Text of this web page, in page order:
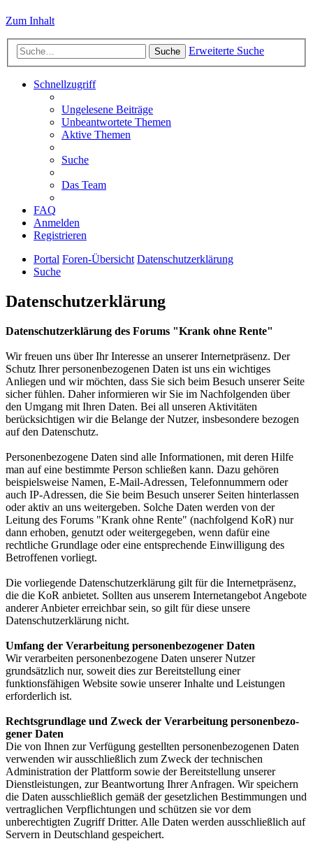
Zum Inhalt
Suche Erweiterte Suche
Schnellzugriff
Ungelesene Beiträge
Unbeantwortete Themen
Aktive Themen
Suche
Das Team
FAQ
Anmelden
Registrieren
Portal Foren-Übersicht Datenschutzerklärung
Suche
Datenschutzerklärung
Datenschutzerklärung des Forums "Krank ohne Rente"
Wir freuen uns über Ihr Interesse an unserer Internetpräsenz. Der
Schutz Ihrer personenbezogenen Daten ist uns ein wichtiges
Anliegen und wir möchten, dass Sie sich beim Besuch unserer Seite
sicher fühlen. Daher informieren wir Sie im Nachfolgenden über
den Umgang mit Ihren Daten. Bei all unseren Aktivitäten
berücksichtigen wir die Belange der Nutzer, insbesondere bezogen
auf den Datenschutz.
Personenbezogene Daten sind alle Informationen, mit deren Hilfe
man auf eine bestimmte Person schließen kann. Dazu gehören
beispielsweise Namen, E-Mail-Adressen, Telefonnummern oder
auch IP-Adressen, die Sie beim Besuch unserer Seiten hinterlassen
oder aktiv an uns weitergeben. Solche Daten werden von der
Leitung des Forums "Krank ohne Rente" (nachfolgend KoR) nur
dann erhoben, genutzt oder weitergegeben, wenn dafür eine
rechtliche Grundlage oder eine entsprechende Einwilligung des
Betroffenen vorliegt.
Die vorliegende Datenschutzerklärung gilt für die Internetpräsenz,
die die KoR anbietet. Sollten aus unserem Internetangebot Angebote
anderer Anbieter erreichbar sein, so gilt für diese unsere
Datenschutzerklärung nicht.
Um­fang der Ver­ar­bei­tung per­so­nen­be­zo­ge­ner Da­ten
Wir verarbeiten personenbezogene Daten unserer Nutzer
grundsätzlich nur, soweit dies zur Bereitstellung einer
funktionsfähigen Website sowie unserer Inhalte und Leistungen
erforderlich ist.
Rechts­grund­la­ge und Zweck der Ver­ar­bei­tung per­so­nen­be­zo­
ge­ner Da­ten
Die von Ihnen zur Verfügung gestellten personenbezogenen Daten
verwenden wir ausschließlich zum Zweck der technischen
Administration der Plattform sowie der Bereitstellung unserer
Dienstleistungen, zur Beantwortung Ihrer Anfragen. Wir speichern
die Daten ausschließlich gemäß der gesetzlichen Bestimmungen und
vertraglichen Verpflichtungen und schützen sie vor dem
unberechtigten Zugriff Dritter. Alle Daten werden ausschließlich auf
Servern in Deutschland gespeichert.